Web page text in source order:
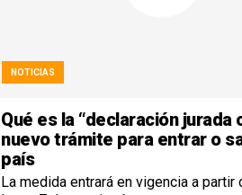
NOTICIAS
Qué es la “declaración jurada
nuevo trámite para entrar o
país
La medida entrará en vigencia a partir